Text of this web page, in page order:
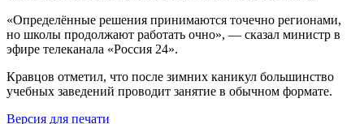
«Определённые решения принимаются точечно регионами,
но школы продолжают работать очно», — сказал министр в
эфире телеканала «Россия 24».
Кравцов отметил, что после зимних каникул большинство
учебных заведений проводит занятие в обычном формате.
Версия для печати